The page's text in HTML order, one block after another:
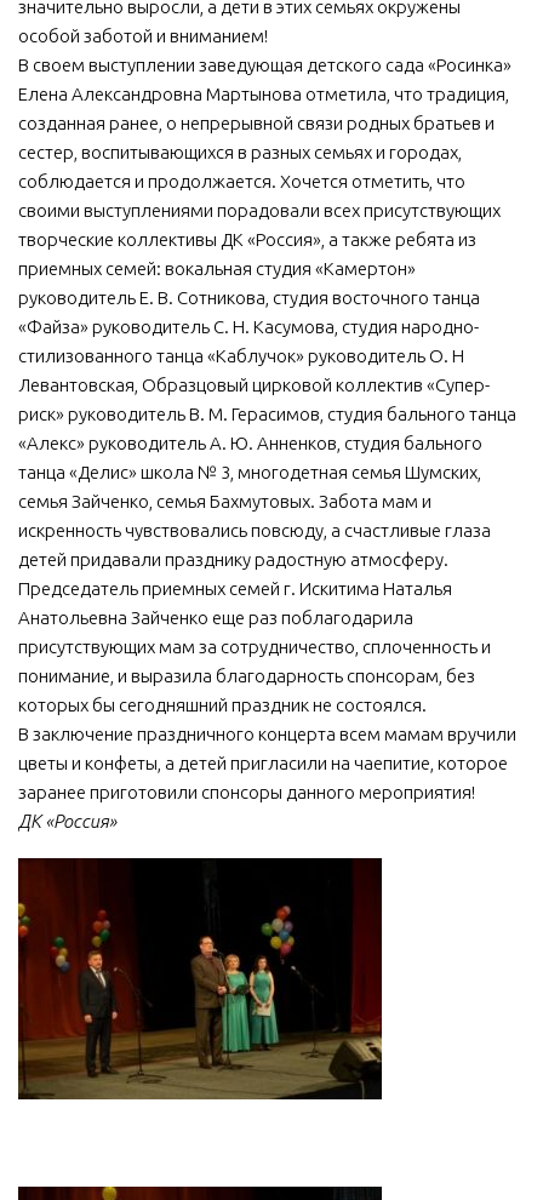
Контакты
значительно выросли, а дети в этих семьях окружены
особой заботой и вниманием!
В своем выступлении заведующая детского сада «Росинка»
Елена Александровна Мартынова отметила, что традиция,
созданная ранее, о непрерывной связи родных братьев и
сестер, воспитывающихся в разных семьях и городах,
соблюдается и продолжается. Хочется отметить, что
своими выступлениями порадовали всех присутствующих
творческие коллективы ДК «Россия», а также ребята из
приемных семей: вокальная студия «Камертон»
руководитель Е. В. Сотникова, студия восточного танца
«Файза» руководитель С. Н. Касумова, студия народно-
стилизованного танца «Каблучок» руководитель О. Н
Левантовская, Образцовый цирковой коллектив «Супер-
риск» руководитель В. М. Герасимов, студия бального танца
«Алекс» руководитель А. Ю. Анненков, студия бального
танца «Делис» школа № 3, многодетная семья Шумских,
семья Зайченко, семья Бахмутовых. Забота мам и
искренность чувствовались повсюду, а счастливые глаза
детей придавали празднику радостную атмосферу.
Председатель приемных семей г. Искитима Наталья
Анатольевна Зайченко еще раз поблагодарила
присутствующих мам за сотрудничество, сплоченность и
понимание, и выразила благодарность спонсорам, без
которых бы сегодняшний праздник не состоялся.
В заключение праздничного концерта всем мамам вручили
цветы и конфеты, а детей пригласили на чаепитие, которое
заранее приготовили спонсоры данного мероприятия!
ДК «Россия»